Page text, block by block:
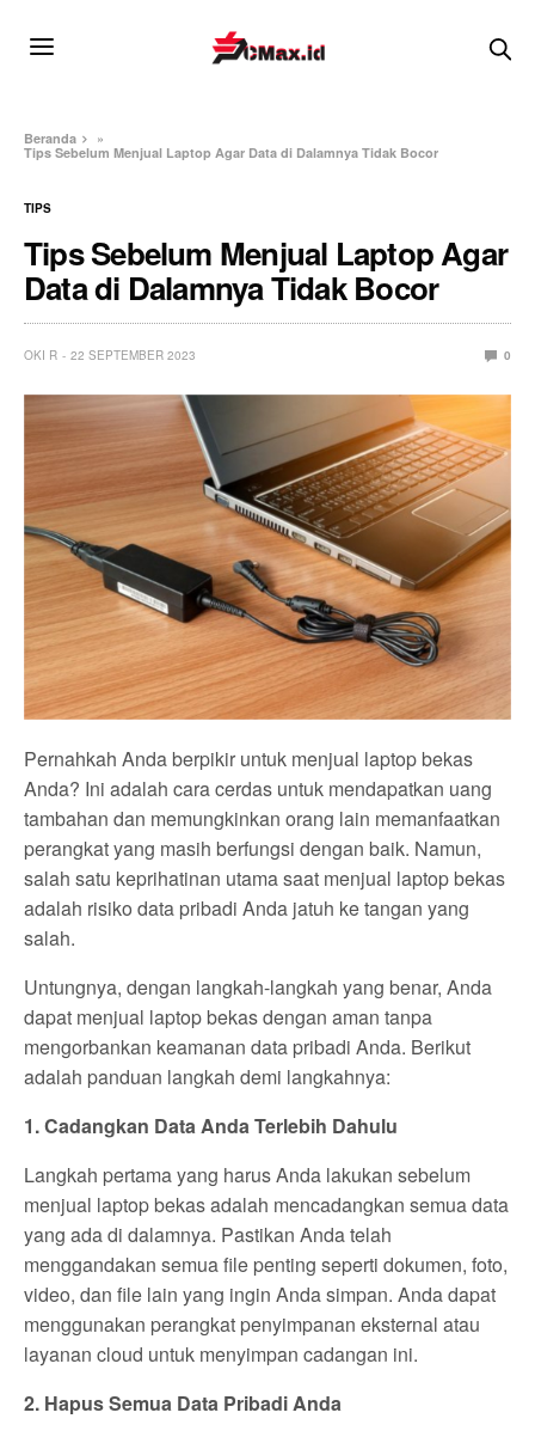
Beranda
»
Tips Sebelum Menjual Laptop Agar Data di Dalamnya Tidak Bocor
TIPS
Tips Sebelum Menjual Laptop Agar
Data di Dalamnya Tidak Bocor
OKI R 22 SEPTEMBER 2023 0
Pernahkah Anda berpikir untuk menjual laptop bekas
Anda? Ini adalah cara cerdas untuk mendapatkan uang
tambahan dan memungkinkan orang lain memanfaatkan
perangkat yang masih berfungsi dengan baik. Namun,
salah satu keprihatinan utama saat menjual laptop bekas
adalah risiko data pribadi Anda jatuh ke tangan yang
salah.
Untungnya, dengan langkah-langkah yang benar, Anda
dapat menjual laptop bekas dengan aman tanpa
mengorbankan keamanan data pribadi Anda. Berikut
adalah panduan langkah demi langkahnya:
1. Cadangkan Data Anda Terlebih Dahulu
Langkah pertama yang harus Anda lakukan sebelum
menjual laptop bekas adalah mencadangkan semua data
yang ada di dalamnya. Pastikan Anda telah
menggandakan semua file penting seperti dokumen, foto,
video, dan file lain yang ingin Anda simpan. Anda dapat
menggunakan perangkat penyimpanan eksternal atau
layanan cloud untuk menyimpan cadangan ini.
2. Hapus Semua Data Pribadi Anda